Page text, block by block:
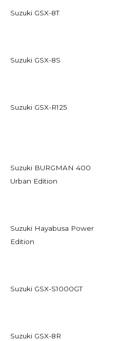
Suzuki GSX-8T
Suzuki GSX-8S
Suzuki GSX-R125
Suzuki BURGMAN 400
Urban Edition
Suzuki Hayabusa Power
Edition
Suzuki GSX-S1000GT
Suzuki GSX-8R